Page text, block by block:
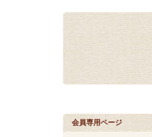
会員専用ページ